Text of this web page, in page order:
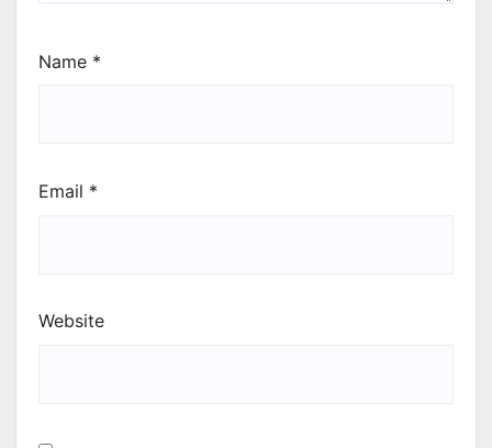
Name *
Email *
Website